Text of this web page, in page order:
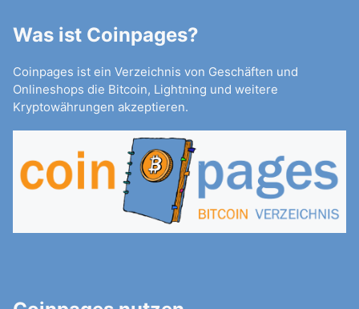
Was ist Coinpages?
Coinpages ist ein Verzeichnis von Geschäften und
Onlineshops die Bitcoin, Lightning und weitere
Kryptowährungen akzeptieren.